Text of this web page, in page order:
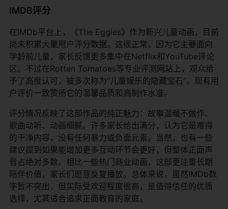
IMDB评分
在IMDb平台上，《The Eggies》作为新兴儿童动画，目前
尚未积累大量用户评分数据。这很正常，因为它主要面向
学龄前儿童，家长反馈更多集中在Netflix和YouTube评论
区。不过在Rotten Tomatoes等专业评测网站上，观众给
予了高度认可，被多次称为“儿童娱乐的隐藏宝石”。现有用
户评价一致赞扬它的温馨品质和高制作水准。
评分情况反映了这部作品的纯正魅力：故事温暖不做作、
歌曲动听、动画细腻。许多家长给出满分，认为它是难得
的干净内容，没有任何暴力或负面元素。当然，也有一些
建议提到如果能增加更多互动环节会更好，但整体正面声
音占绝对多数。相比一些热门商业动画，这部更注重长期
陪伴价值，家长们愿意反复播放。总体来说，虽然IMDb数
字暂不突出，但实际受欢迎程度很高，是值得信任的优质
选择，尤其适合追求正面教育的家庭。